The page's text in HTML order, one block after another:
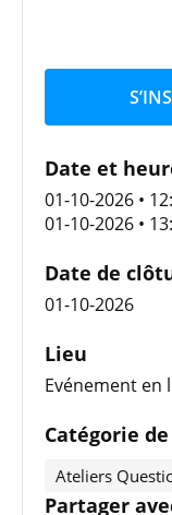
Date et
01-10-2026 •
01-10-2026 •
Date de
01-10-2026
Lieu
Evénement en
Catégorie
Ateliers
Partager